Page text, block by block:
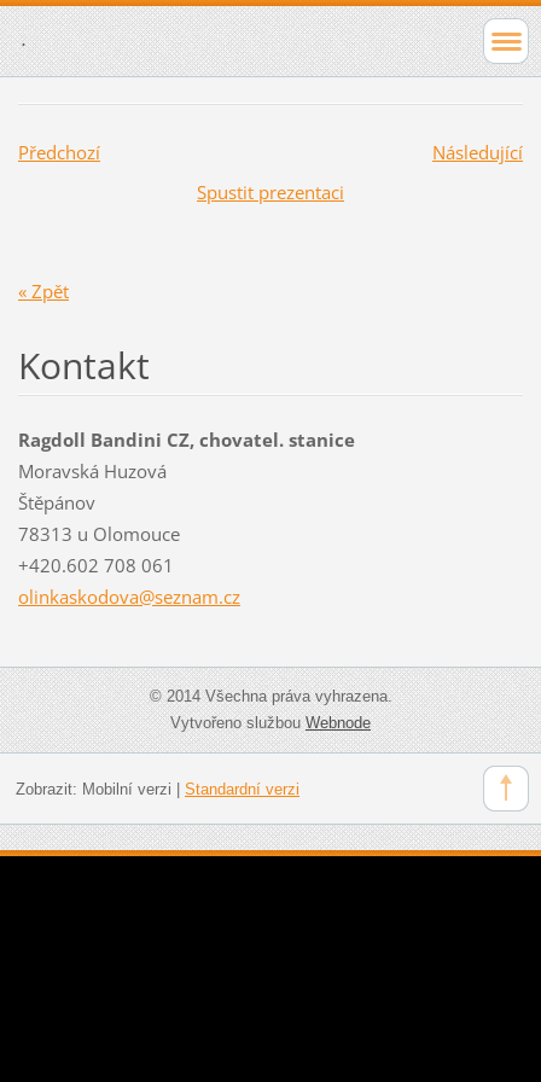
.
Předchozí
Následující
Spustit prezentaci
« Zpět
Kontakt
Ragdoll Bandini CZ, chovatel. stanice
Moravská Huzová
Štěpánov
78313 u Olomouce
+420.602 708 061
olinkaskodova@seznam.cz
© 2014 Všechna práva vyhrazena.
Vytvořeno službouWebnode
Zobrazit: Mobilní verzi Standardní verzi